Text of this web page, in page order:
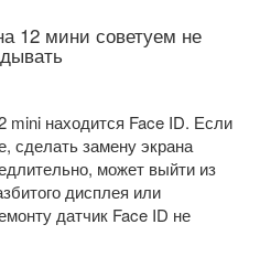
12 мини советуем не
mini находится Face ID. Если
сделать замену экрана
может выйти из
дисплея или
датчик Face ID не